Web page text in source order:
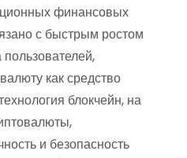
финансовых
с быстрым ростом
как средство
блокчейн, на
и безопасность